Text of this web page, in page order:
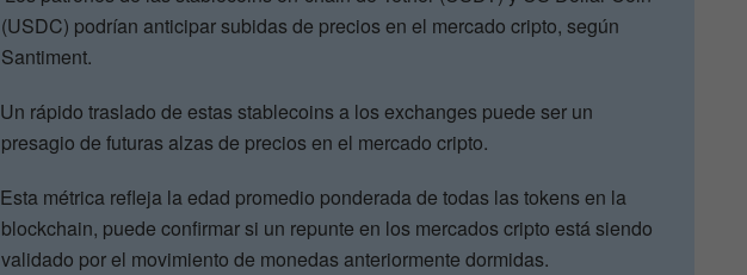
(USDC) podrían anticipar subidas de precios en el mercado cripto, según
Santiment.
Un rápido traslado de estas stablecoins a los exchanges puede ser un
presagio de futuras alzas de precios en el mercado cripto.
Esta métrica refleja la edad promedio ponderada de todas las tokens en la
blockchain, puede confirmar si un repunte en los mercados cripto está siendo
validado por el movimiento de monedas anteriormente dormidas.